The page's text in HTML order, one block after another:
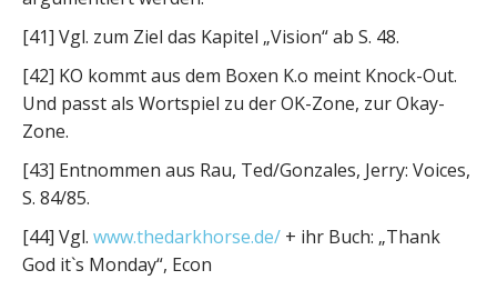
[41] Vgl. zum Ziel das Kapitel „Vision“ ab S. 48.
[42] KO kommt aus dem Boxen K.o meint Knock-Out.
Und passt als Wortspiel zu der OK-Zone, zur Okay-
Zone.
[43] Entnommen aus Rau, Ted/Gonzales, Jerry: Voices,
S. 84/85.
[44] Vgl. www.thedarkhorse.de/ + ihr Buch: „Thank
God it`s Monday“, Econ